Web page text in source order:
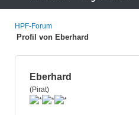
HPF-Forum
Profil von Eberhard
Eberhard
(Pirat)